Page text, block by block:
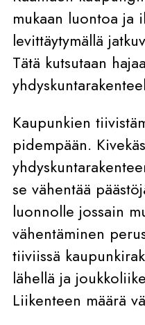
mukaan luontoa ja
levittäytymällä
Tätä kutsutaan
Kaupunkien
pidempään.
se vähentää
luonnolle jossain
vähentäminen
tiiviissä
lähellä ja
Liikenteen määrä